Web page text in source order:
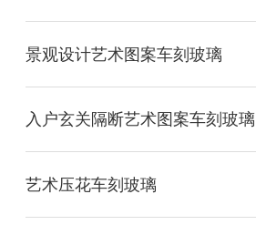
景观设计艺术图案车刻玻璃
入户玄关隔断艺术图案车刻玻璃
艺术压花车刻玻璃